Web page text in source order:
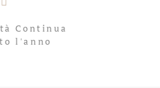
Continua
l'anno